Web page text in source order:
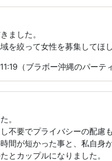
ました。
を絞って女性を募集してほし
（ブラボー沖縄のパーテ
。
不要でプライバシーの配慮
間が短かった事と、私自身
とカップルになりました。